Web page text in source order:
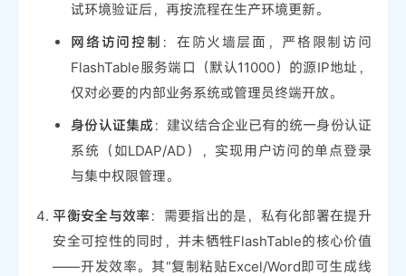
试环境验证后，再按流程在生产环境更新。
网络访问控制 ：在防火墙层面，严格限制访问
FlashTable服务端口（默认11000）的源IP地址，
仅对必要的内部业务系统或管理员终端开放。
身份认证集成：建议结合企业已有的统一身份认证
系统（如LDAP/AD），实现用户访问的单点登录
与集中权限管理。
平衡安全与效率：需要指出的是，私有化部署在提升
安全可控性的同时，并未牺牲FlashTable的核心价值
——开发效率。其“复制粘贴Excel/Word即可生成线